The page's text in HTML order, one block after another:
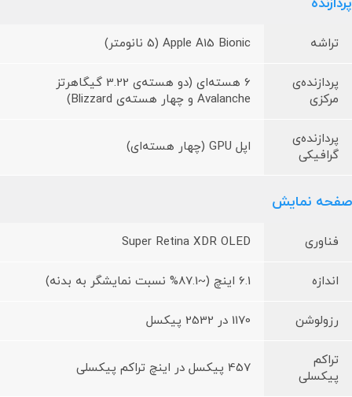
تراشه Apple A15 Bionic (5 نانومتر)
پردازنده‌ی
مرکزی
6 هسته‌ای (دو هسته‌ی 3.22 گیگاهرتز
Avalanche و چهار هسته‌ی Blizzard)
پردازنده‌ی
گرافیکی
اپل GPU (چهار هسته‌ای)
صفحه نمایش
فناوری Super Retina XDR OLED
اندازه 6.1 اینچ (~87.1% نسبت نمایشگر به بدنه)
رزولوشن 1170 در 2532 پیکسل
تراکم
پیکسلی
457 پیکسل در اینچ تراکم پیکسلی